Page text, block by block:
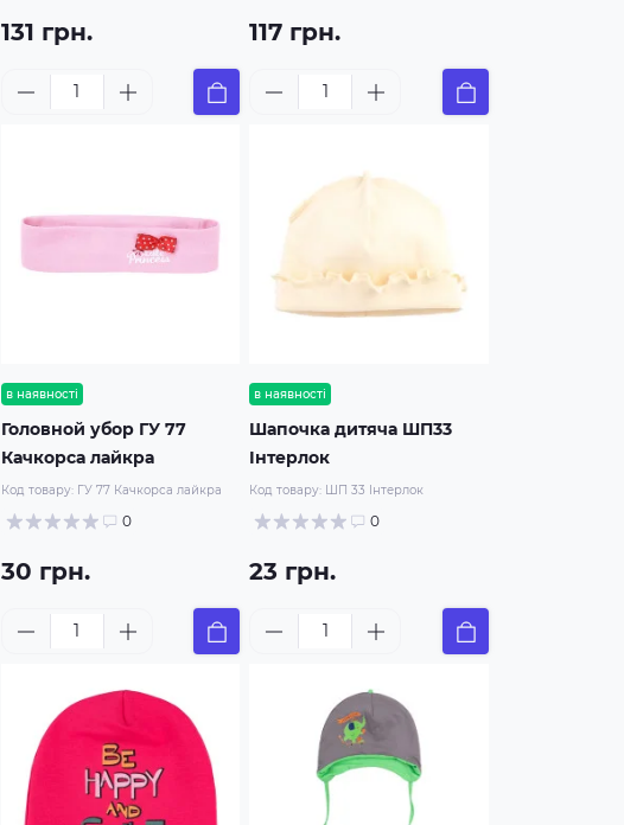
131 грн. 117 грн.
в наявності
Головной убор ГУ 77
Качкорса лайкра
Код товару: ГУ 77 Качкорса лайкра
0
30 грн.
в наявності
Шапочка дитяча ШП33
Інтерлок
Код товару: ШП 33 Інтерлок
0
23 грн.